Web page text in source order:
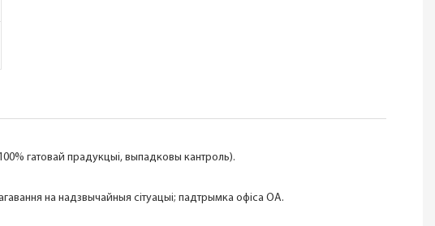
гатовай прадукцыі, выпадковы кантроль).
на надзвычайныя сітуацыі; падтрымка офіса OA.